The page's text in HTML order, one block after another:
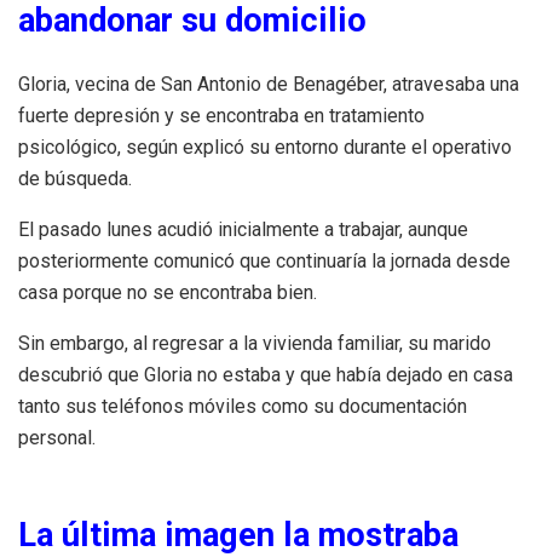
abandonar su domicilio
Gloria, vecina de San Antonio de Benagéber, atravesaba una
fuerte depresión y se encontraba en tratamiento
psicológico, según explicó su entorno durante el operativo
de búsqueda.
El pasado lunes acudió inicialmente a trabajar, aunque
posteriormente comunicó que continuaría la jornada desde
casa porque no se encontraba bien.
Sin embargo, al regresar a la vivienda familiar, su marido
descubrió que Gloria no estaba y que había dejado en casa
tanto sus teléfonos móviles como su documentación
personal.
La última imagen la mostraba